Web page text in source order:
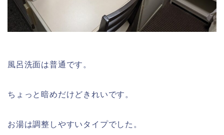
風呂洗面は普通です。
ちょっと暗めだけどきれいです。
お湯は調整しやすいタイプでした。